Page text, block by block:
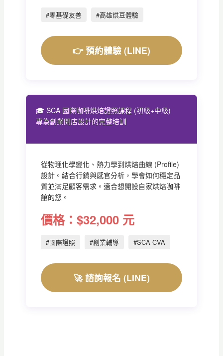
#零基礎友善 #高雄烘豆體驗
👉 預約體驗 (LINE)
🎓 SCA 國際咖啡烘焙證照課程 (初級+中級)
專為創業開店設計的完整培訓
從物理化學變化、熱力學到烘焙曲線 (Profile)
設計。結合行銷與感官分析，學會如何穩定品
質並滿足顧客需求。適合想開設自家烘焙咖啡
館的您。
價格：$32,000 元
#國際證照 #創業輔導 #SCA CVA
🚀 諮詢報名 (LINE)